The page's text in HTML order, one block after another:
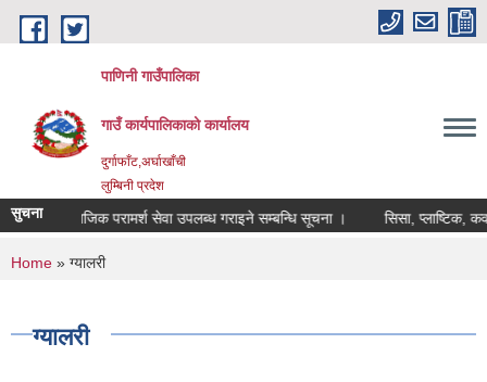
Skip to main content
पाणिनी गाउँपालिका
गाउँ कार्यपालिकाको कार्यालय
दुर्गाफाँट,अर्घाखाँची
लुम्बिनी प्रदेश
सुचना परामर्श सेवा उपलब्ध गराइने सम्बन्धि सूचना । सिसा, प्लाष्टिक, कवाडी
You are here
Home » ग्यालरी
ग्यालरी